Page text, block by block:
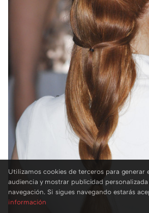
Utilizamos cookies de terceros para generar
audiencia y mostrar publicidad
navegación. Si sigues navegando estarás
información